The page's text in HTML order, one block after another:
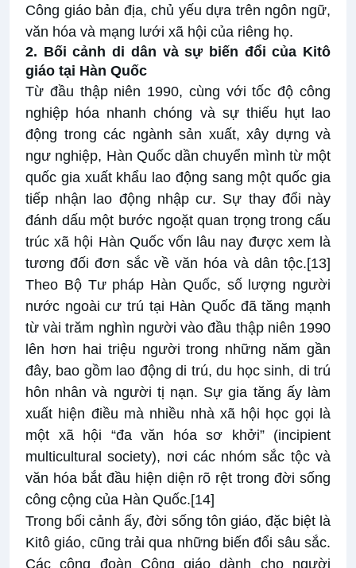
Công giáo bản địa, chủ yếu dựa trên ngôn ngữ,
văn hóa và mạng lưới xã hội của riêng họ.
2. Bối cảnh di dân và sự biến đổi của Kitô
giáo tại Hàn Quốc
Từ đầu thập niên 1990, cùng với tốc độ công
nghiệp hóa nhanh chóng và sự thiếu hụt lao
động trong các ngành sản xuất, xây dựng và
ngư nghiệp, Hàn Quốc dần chuyển mình từ một
quốc gia xuất khẩu lao động sang một quốc gia
tiếp nhận lao động nhập cư. Sự thay đổi này
đánh dấu một bước ngoặt quan trọng trong cấu
trúc xã hội Hàn Quốc vốn lâu nay được xem là
tương đối đơn sắc về văn hóa và dân tộc.[13]
Theo Bộ Tư pháp Hàn Quốc, số lượng người
nước ngoài cư trú tại Hàn Quốc đã tăng mạnh
từ vài trăm nghìn người vào đầu thập niên 1990
lên hơn hai triệu người trong những năm gần
đây, bao gồm lao động di trú, du học sinh, di trú
hôn nhân và người tị nạn. Sự gia tăng ấy làm
xuất hiện điều mà nhiều nhà xã hội học gọi là
một xã hội “đa văn hóa sơ khởi” (incipient
multicultural society), nơi các nhóm sắc tộc và
văn hóa bắt đầu hiện diện rõ rệt trong đời sống
công cộng của Hàn Quốc.[14]
Trong bối cảnh ấy, đời sống tôn giáo, đặc biệt là
Kitô giáo, cũng trải qua những biến đổi sâu sắc.
Các cộng đoàn Công giáo dành cho người